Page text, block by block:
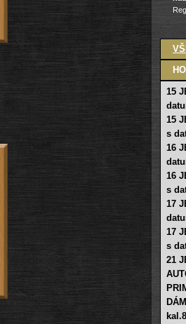
15
15
s
16
16
s
17
17
s
21